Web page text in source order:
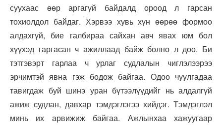
суухаас өөр аргагүй байдалд ороод л гарсан
тохиолдол байдаг. Хэрвээ хувь хүн өөрөө формоо
алдахгүй, бие галбираа сайхан авч явах юм бол
хүүхэд гаргасан ч ажиллаад байж болно л доо. Би
тэтгэвэрт гарлаа ч урлаг судлалын чиглэлээрээ
эрчимтэй явна гэж бодож байгаа. Одоо чуулгадаа
тавигдаж буй шинэ уран бүтээлүүдийг нь алдалгүй
ажиж судлан, давхар тэмдэглэгээ хийдэг. Тэмдэглэл
минь их арвижиж байгаа. Ажлынхаа хажуугаар